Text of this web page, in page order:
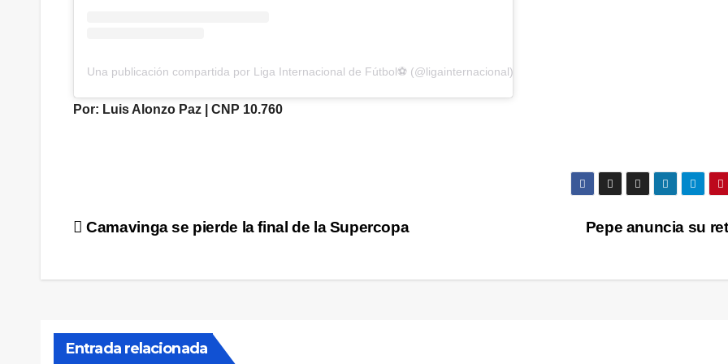
Una publicación compartida por Liga Internacional de Fútbol⚽ (@ligainternacional)
Por: Luis Alonzo Paz | CNP 10.760
Navegación
Pepe anuncia su
Camavinga se pierde la final de la Supercopa
Entrada relacionada